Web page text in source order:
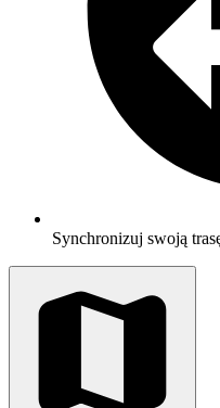
Synchronizuj swoją